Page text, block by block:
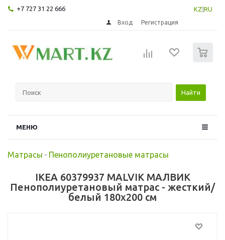
+7 727 31 22 666 KZ RU
Вход Регистрация
Найти
МЕНЮ
Матрасы - Пенополиуретановые матрасы
IKEA 60379937 MALVIK МАЛВИК
Пенополиуретановый матрас - жесткий/
белый 180x200 см